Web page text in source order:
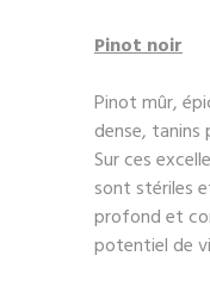
Pinot noir
Pinot mûr,
dense, tanins
Sur ces
sont stériles
profond et
potentiel de